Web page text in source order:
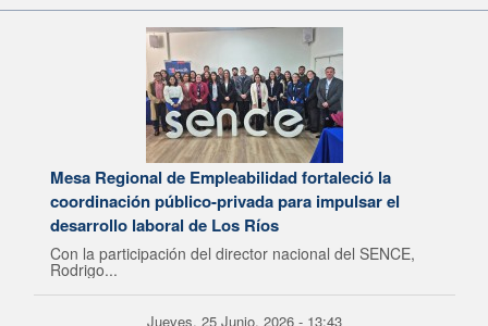
Mesa Regional de Empleabilidad fortaleció la
coordinación público-privada para impulsar el
desarrollo laboral de Los Ríos
Con la participación del director nacional del SENCE,
Rodrigo...
Jueves, 25 Junio, 2026 - 13:43